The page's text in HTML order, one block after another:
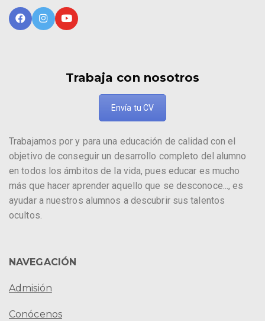
Trabaja con nosotros
Envía tu CV
Trabajamos por y para una educación de calidad con el
objetivo de conseguir un desarrollo completo del alumno
en todos los ámbitos de la vida, pues educar es mucho
más que hacer aprender aquello que se desconoce..., es
ayudar a nuestros alumnos a descubrir sus talentos
ocultos.
NAVEGACIÓN
Admisión
Conócenos